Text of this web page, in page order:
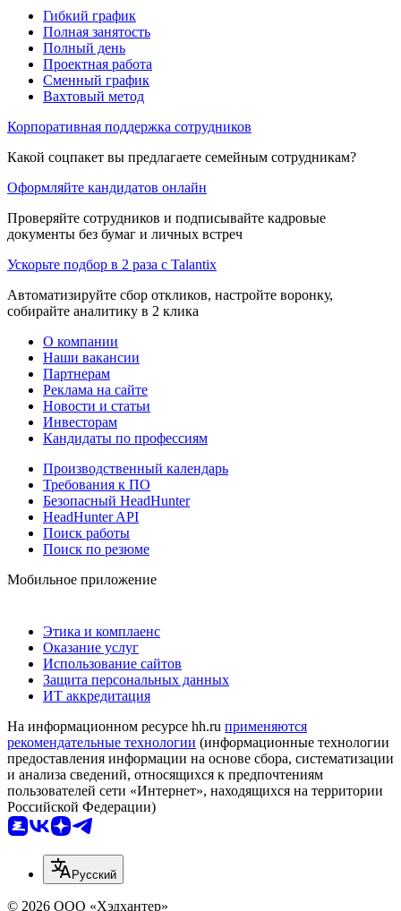
Гибкий график
Полная занятость
Полный день
Проектная работа
Сменный график
Вахтовый метод
Корпоративная поддержка сотрудников
Какой соцпакет вы предлагаете семейным сотрудникам?
Оформляйте кандидатов онлайн
Проверяйте сотрудников и подписывайте кадровые
документы без бумаг и личных встреч
Ускорьте подбор в 2 раза с Talantix
Автоматизируйте сбор откликов, настройте воронку,
собирайте аналитику в 2 клика
О компании
Наши вакансии
Партнерам
Реклама на сайте
Новости и статьи
Инвесторам
Кандидаты по профессиям
Производственный календарь
Требования к ПО
Безопасный HeadHunter
HeadHunter API
Поиск работы
Поиск по резюме
Мобильное приложение
Этика и комплаенс
Оказание услуг
Использование сайтов
Защита персональных данных
ИТ аккредитация
На информационном ресурсе hh.ru применяются
рекомендательные технологии (информационные технологии
предоставления информации на основе сбора, систематизации
и анализа сведений, относящихся к предпочтениям
пользователей сети «Интернет», находящихся на территории
Российской Федерации)
Русский
© 2026 ООО «Хэдхантер»